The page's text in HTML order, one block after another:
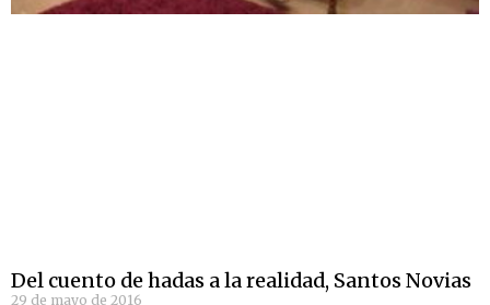
Del cuento de hadas a la realidad, Santos Novias
29 de mayo de 2016